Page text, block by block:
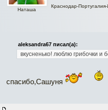
Наташа
Краснодар-
aleksandra67 писал(а):
вкусненько! люблю грибочки и
спасибо,Сашуня